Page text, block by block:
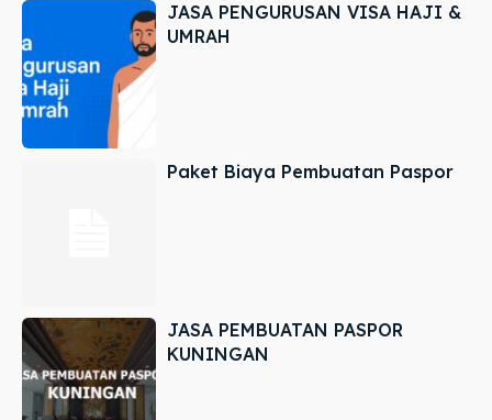
JASA PENGURUSAN VISA HAJI &
UMRAH
Paket Biaya Pembuatan Paspor
JASA PEMBUATAN PASPOR
KUNINGAN